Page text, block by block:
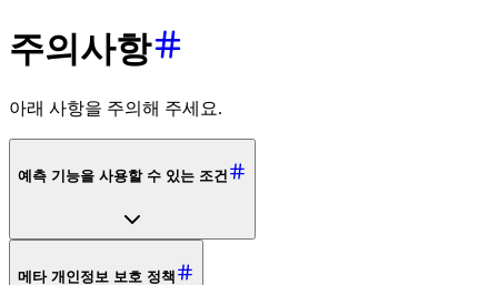
주의사항
아래 사항을 주의해 주세요.
예측 기능을 사용할 수 있는 조건
메타 개인정보 보호 정책